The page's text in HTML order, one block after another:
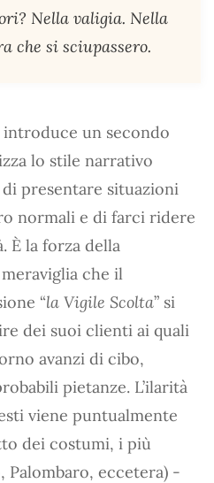
Nella valigia. Nella
che si sciupassero.
un secondo
lo stile narrativo
presentare situazioni
normali e di farci ridere
È la forza della
che il
“la Vigile Scolta” si
dei suoi clienti ai quali
avanzi di cibo,
pietanze. L’ilarità
viene puntualmente
dei costumi, i più
Palombaro, eccetera) -